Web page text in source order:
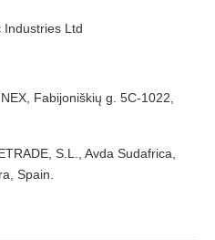
Industries Ltd
Fabijoniškių g. 5C-1022,
S.L., Avda Sudafrica,
Spain.